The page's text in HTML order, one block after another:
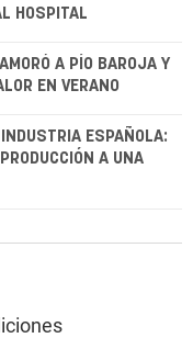
HOSPITAL
A PÍO BAROJA Y
EN VERANO
ESPAÑOLA:
A UNA